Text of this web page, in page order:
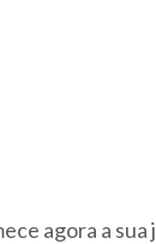
agora a